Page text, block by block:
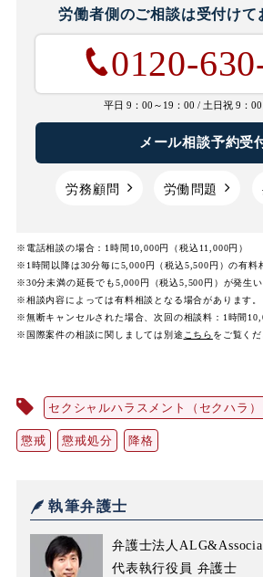
労働者側のご相談は受付けて
0120-
平日 9：00～19：00 / 土日祝 9：
メール相談予約受
労務顧問 労働問題
※電話相談の場合：1時間10,000円（税込11,000円）
※1時間以降は30分毎に5,000円（税込5,500円）の有料
※30分未満の延長でも5,000円（税込5,500円）が発生い
※相談内容によっては有料相談となる場合があります。
※無断キャンセルされた場合、次回の相談料：1時間
※国際案件の相談に関しましては 別途 こちら をご覧くだ
セクシャルハラスメント（セクハラ）
懲戒 懲戒処分 降格
執筆弁護士
弁護士法人
代表執行役員 弁護士